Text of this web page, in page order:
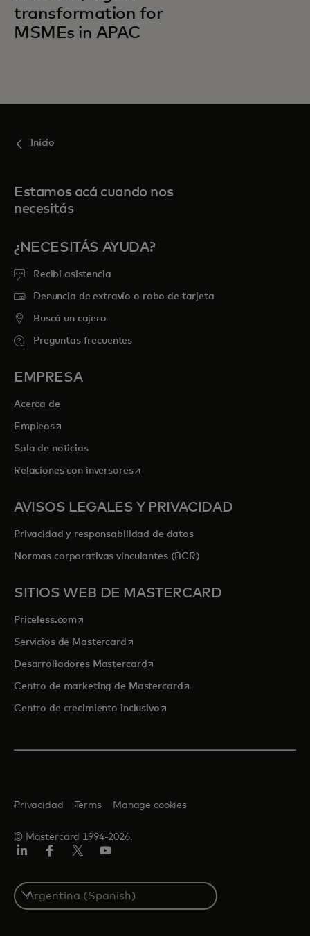
transformation for
MSMEs in APAC
Inicio
Estamos acá cuando nos
necesitás
¿NECESITÁS AYUDA?
Recibí asistencia
Denuncia de extravío o robo de tarjeta
Buscá un cajero
Preguntas frecuentes
EMPRESA
Acerca de
Empleosse abre en una pestaña nueva
Sala de noticias
Relaciones con inversoresse abre en una pestaña nueva
AVISOS LEGALES Y PRIVACIDAD
Privacidad y responsabilidad de datos
Normas corporativas vinculantes (BCR)
SITIOS WEB DE MASTERCARD
Priceless.com se abre en una pestaña nueva
Servicios de Mastercardse abre en una pestaña nueva
Desarrolladores Mastercardse abre en una pestaña nueva
Centro de marketing de Mastercardse abre en una pestaña
Centro de crecimiento inclusivose abre en una pestaña nueva
© Mastercard 1994-2026.
Privacidad Terms Manage cookies
Select
a
country